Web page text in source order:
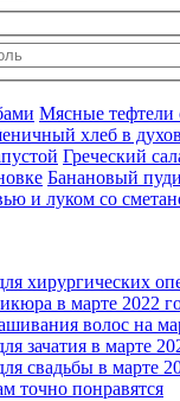
Мясные тефтели
хлеб в
Греческий
Банановый
хирургических
в марте 2022
волос на
зачатия в марте
свадьбы в марте
точно понравятся